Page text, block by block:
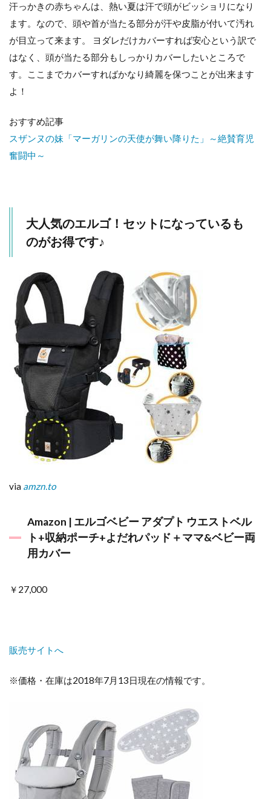
汗っかきの赤ちゃんは、熱い夏は汗で頭がビッショリになり
ます。なので、頭や首が当たる部分が汗や皮脂が付いて汚れ
が目立って来ます。 ヨダレだけカバーすれば安心という訳で
はなく、頭が当たる部分もしっかりカバーしたいところで
す。ここまでカバーすればかなり綺麗を保つことが出来ます
よ！
おすすめ記事
スザンヌの妹「マーガリンの天使が舞い降りた」～絶賛育児
奮闘中～
大人気のエルゴ！セットになっているも
のがお得です♪
via amzn.to
Amazon | エルゴベビー アダプト ウエストベル
ト+収納ポーチ+よだれパッド＋ママ&ベビー両
用カバー
￥27,000
販売サイトへ
※価格・在庫は2018年7月13日現在の情報です。